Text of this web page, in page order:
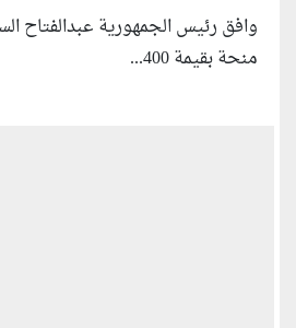
وافق رئيس الجمهورية عبدالفتاح
منحة بقيمة 400...